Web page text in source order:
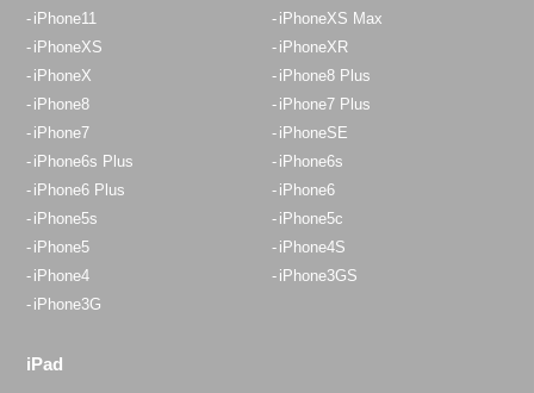
iPhone11
iPhoneXS Max
iPhoneXS
iPhoneXR
iPhoneX
iPhone8 Plus
iPhone8
iPhone7 Plus
iPhone7
iPhoneSE
iPhone6s Plus
iPhone6s
iPhone6 Plus
iPhone6
iPhone5s
iPhone5c
iPhone5
iPhone4S
iPhone4
iPhone3GS
iPhone3G
iPad